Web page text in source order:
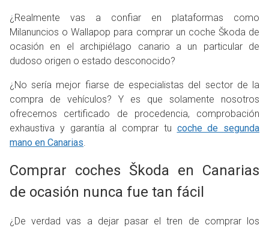
¿Realmente vas a confiar en plataformas como
Milanuncios o Wallapop para comprar un coche Škoda de
ocasión en el archipiélago canario a un particular de
dudoso origen o estado desconocido?
¿No sería mejor fiarse de especialistas del sector de la
compra de vehículos? Y es que solamente nosotros
ofrecemos certificado de procedencia, comprobación
exhaustiva y garantía al comprar tu coche de segunda
mano en Canarias.
Comprar coches Škoda en Canarias
de ocasión nunca fue tan fácil
¿De verdad vas a dejar pasar el tren de comprar los